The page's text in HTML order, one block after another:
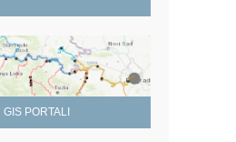
GIS PORTALI